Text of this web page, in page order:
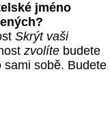
jméno
Skrýt vaši
zvolíte budete
sobě. Budete